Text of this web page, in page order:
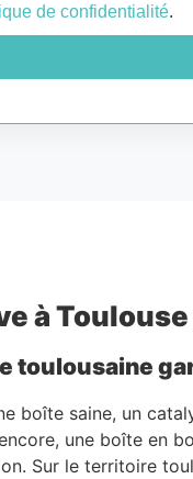
de confidentialité.
à
toulousaine
boîte saine, un
une boîte en
Sur le territoire